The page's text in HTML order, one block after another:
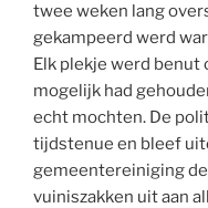
twee weken lang
gekampeerd werd
Elk plekje werd benut
mogelijk had
echt mochten. De
tijdstenue en bleef
gemeentereiniging
vuiniszakken uit aan